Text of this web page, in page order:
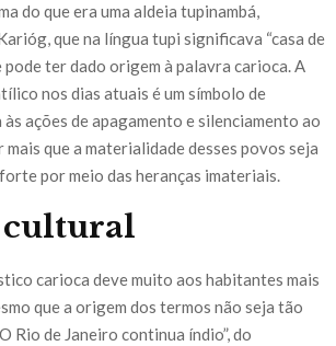
do que era uma aldeia tupinambá,
que na língua tupi significava “casa de
pode ter dado origem à palavra carioca. A
nos dias atuais é um símbolo de
ações de apagamento e silenciamento ao
que a materialidade desses povos seja
por meio das heranças imateriais.
cultural
carioca deve muito aos habitantes mais
que a origem dos termos não seja tão
Rio de Janeiro continua índio”, do